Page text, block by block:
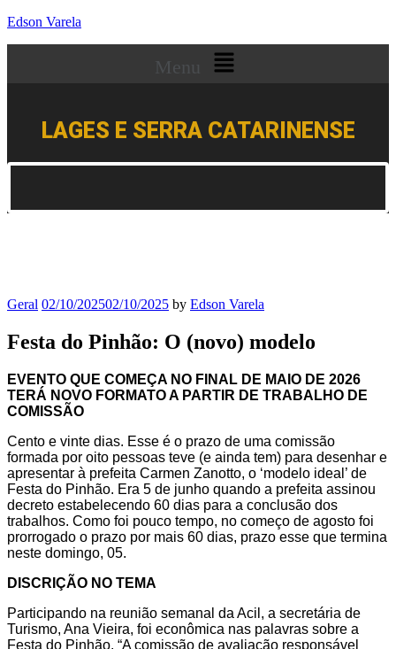
Edson Varela
Menu
LAGES E SERRA CATARINENSE
Geral 02/10/202502/10/2025 by Edson Varela
Festa do Pinhão: O (novo) modelo
EVENTO QUE COMEÇA NO FINAL DE MAIO DE 2026
TERÁ NOVO FORMATO A PARTIR DE TRABALHO DE
COMISSÃO
Cento e vinte dias. Esse é o prazo de uma comissão
formada por oito pessoas teve (e ainda tem) para desenhar e
apresentar à prefeita Carmen Zanotto, o ‘modelo ideal’ de
Festa do Pinhão. Era 5 de junho quando a prefeita assinou
decreto estabelecendo 60 dias para a conclusão dos
trabalhos. Como foi pouco tempo, no começo de agosto foi
prorrogado o prazo por mais 60 dias, prazo esse que termina
neste domingo, 05.
DISCRIÇÃO NO TEMA
Participando na reunião semanal da Acil, a secretária de
Turismo, Ana Vieira, foi econômica nas palavras sobre a
Festa do Pinhão. “A comissão de avaliação responsável